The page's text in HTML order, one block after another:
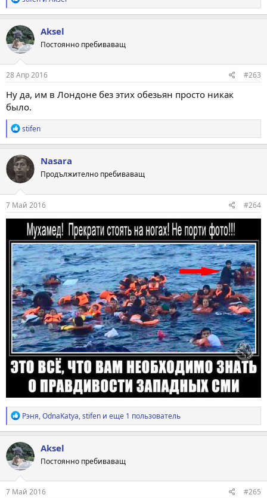
е
а
к
ц
и
и
:
Aksel
Постоянно пребиваващ
28 Апр 2016 #263
Ну да, им в Лондоне без этих обезьян просто никак
было.
Р
е
а
к
ц
и
и
:
stifen
Nasara
Продължително пребиваващ
7 Май 2016 #264
Р
е
а
к
ц
и
и
:
Рэня,OdnaKatya,stifen и еще 1 пользователь
Aksel
Постоянно пребиваващ
7 Май 2016 #265